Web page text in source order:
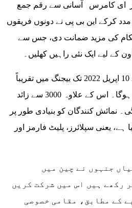
ای کامرس آسانی سے رقم جمع
کرکے این بی پی نے دونوں فریقوں
کی مزید ضمانت دی، جس سے
کے لیے ایک نئی راہیں کھلیں۔
دوسرا سی بی ای سی 8 سے 10 اپریل 2022 تک بیجنگ میں تقریباً
60,000 مربع میٹر پر منعقد ہوگا۔ اس کے علاوہ 3000 سے زائد
نمائش کنندگان کو بنیادی طور پر
یعنی سپلائرز، پلیٹ فارمز اور
جنہوں نے چین میں
رکھے ہیں اس میں شرکت کریں
کے مطابق، مقامی خصوصی